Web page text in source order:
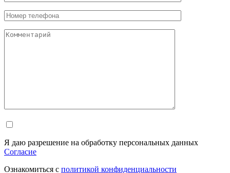
Я даю разрешение на обработку персональных данных
Согласие
Ознакомиться с политикой конфиденциальности